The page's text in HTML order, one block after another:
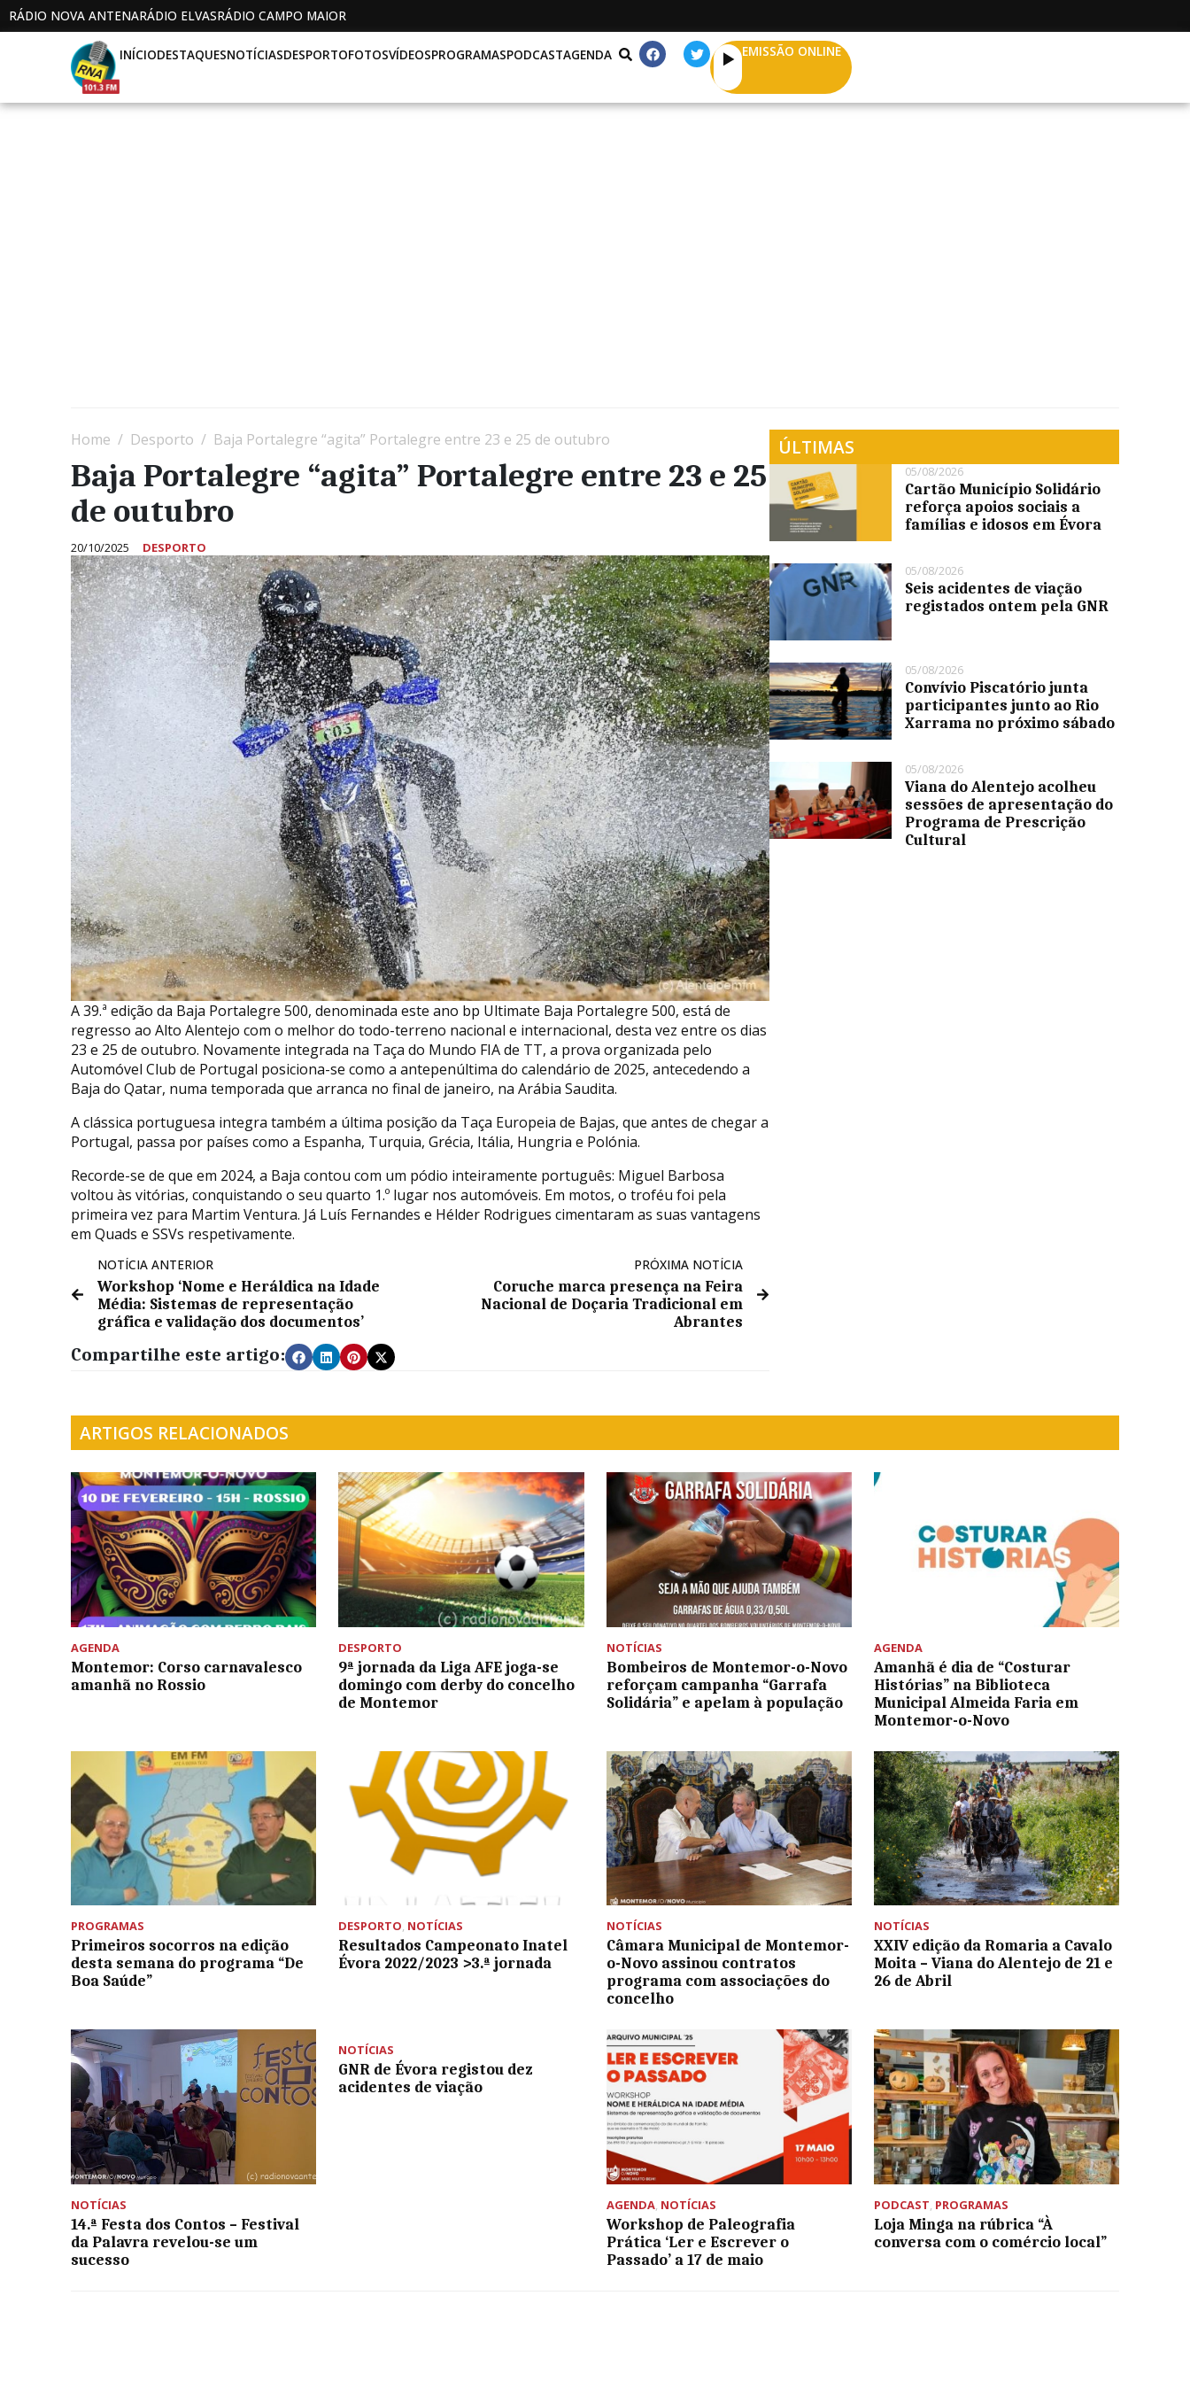
RÁDIO NOVA ANTENARÁDIO ELVASRÁDIO CAMPO MAIOR
INÍCIODESTAQUESNOTÍCIASDESPORTOFOTOSVÍDEOSPROGRAMASPODCASTAGENDA EMISSÃO ONLINE
Home Desporto Baja Portalegre “agita” Portalegre entre 23 e 25 de outubro
Baja Portalegre “agita” Portalegre entre 23 e 25
de outubro
20/10/2025 DESPORTO
A 39.ª edição da Baja Portalegre 500, denominada este ano bp Ultimate Baja Portalegre 500, está de
regresso ao Alto Alentejo com o melhor do todo-terreno nacional e internacional, desta vez entre os dias
23 e 25 de outubro. Novamente integrada na Taça do Mundo FIA de TT, a prova organizada pelo
Automóvel Club de Portugal posiciona-se como a antepenúltima do calendário de 2025, antecedendo a
Baja do Qatar, numa temporada que arranca no final de janeiro, na Arábia Saudita.
A clássica portuguesa integra também a última posição da Taça Europeia de Bajas, que antes de chegar a
Portugal, passa por países como a Espanha, Turquia, Grécia, Itália, Hungria e Polónia.
Recorde-se de que em 2024, a Baja contou com um pódio inteiramente português: Miguel Barbosa
voltou às vitórias, conquistando o seu quarto 1.º lugar nos automóveis. Em motos, o troféu foi pela
primeira vez para Martim Ventura. Já Luís Fernandes e Hélder Rodrigues cimentaram as suas vantagens
em Quads e SSVs respetivamente.
NOTÍCIA ANTERIOR
Workshop ‘Nome e Heráldica na Idade
Média: Sistemas de representação
gráfica e validação dos documentos’
PRÓXIMA NOTÍCIA
Coruche marca presença na Feira
Nacional de Doçaria Tradicional em
Abrantes
Compartilhe este artigo:
ÚLTIMAS
05/08/2026
Cartão Município Solidário
reforça apoios sociais a
famílias e idosos em Évora
05/08/2026
Seis acidentes de viação
registados ontem pela GNR
05/08/2026
Convívio Piscatório junta
participantes junto ao Rio
Xarrama no próximo sábado
05/08/2026
Viana do Alentejo acolheu
sessões de apresentação do
Programa de Prescrição
Cultural
ARTIGOS RELACIONADOS
AGENDA
Montemor: Corso carnavalesco
amanhã no Rossio
DESPORTO
9ª jornada da Liga AFE joga-se
domingo com derby do concelho
de Montemor
NOTÍCIAS
Bombeiros de Montemor-o-Novo
reforçam campanha “Garrafa
Solidária” e apelam à população
AGENDA
Amanhã é dia de “Costurar
Histórias” na Biblioteca
Municipal Almeida Faria em
Montemor-o-Novo
PROGRAMAS
Primeiros socorros na edição
desta semana do programa “De
Boa Saúde”
DESPORTO, NOTÍCIAS
Resultados Campeonato Inatel
Évora 2022/2023 >3.ª jornada
NOTÍCIAS
Câmara Municipal de Montemor-
o-Novo assinou contratos
programa com associações do
concelho
NOTÍCIAS
XXIV edição da Romaria a Cavalo
Moita – Viana do Alentejo de 21 e
26 de Abril
NOTÍCIAS
14.ª Festa dos Contos – Festival
da Palavra revelou-se um
sucesso
NOTÍCIAS
GNR de Évora registou dez
acidentes de viação
AGENDA, NOTÍCIAS
Workshop de Paleografia
Prática ‘Ler e Escrever o
Passado’ a 17 de maio
PODCAST, PROGRAMAS
Loja Minga na rúbrica “À
conversa com o comércio local”